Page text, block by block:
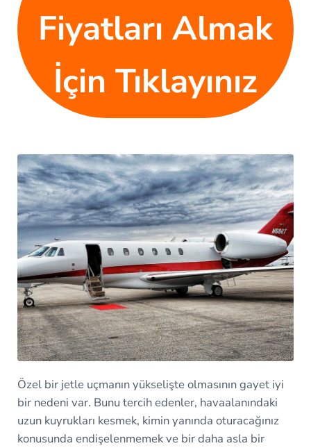
Fiyatları Almak
İçin Tıklayınız
Özel bir jetle uçmanın yükselişte olmasının gayet iyi
bir nedeni var. Bunu tercih edenler, havaalanındaki
uzun kuyrukları kesmek, kimin yanında oturacağınız
konusunda endişelenmemek ve bir daha asla bir